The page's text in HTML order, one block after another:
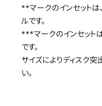
**マークのインセットは
ルです。
***マークのインセット
です。
サイズによりディスク
い。